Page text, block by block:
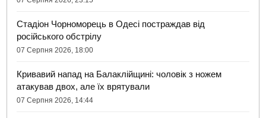
Стадіон Чорноморець в Одесі постраждав від
російського обстрілу
07 Серпня 2026, 18:00
Кривавий напад на Балаклійщині: чоловік з ножем
атакував двох, але їх врятували
07 Серпня 2026, 14:44